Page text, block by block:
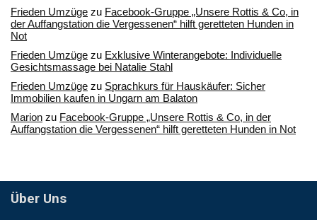
Frieden Umzüge zu Facebook-Gruppe „Unsere Rottis & Co, in
der Auffangstation die Vergessenen“ hilft geretteten Hunden in
Not
Frieden Umzüge zu Exklusive Winterangebote: Individuelle
Gesichtsmassage bei Natalie Stahl
Frieden Umzüge zu Sprachkurs für Hauskäufer: Sicher
Immobilien kaufen in Ungarn am Balaton
Marion zu Facebook-Gruppe „Unsere Rottis & Co, in der
Auffangstation die Vergessenen“ hilft geretteten Hunden in Not
Über Uns